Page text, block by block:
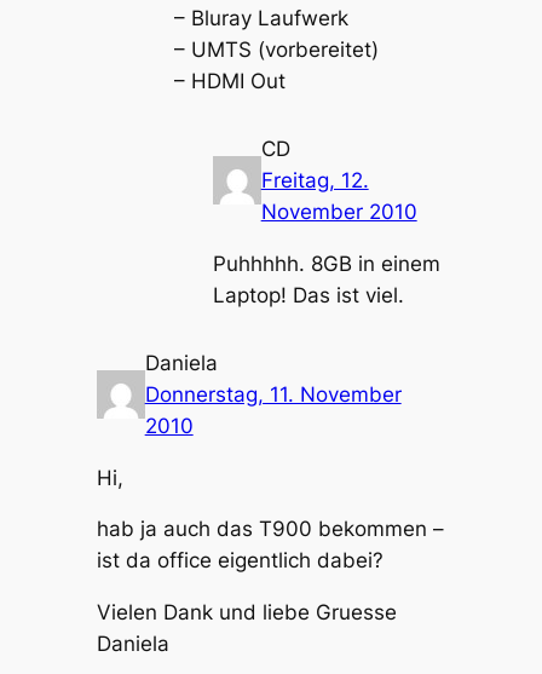
– Bluray Laufwerk
– UMTS (vorbereitet)
– HDMI Out
CD
Freitag, 12.
November 2010
Puhhhhh. 8GB in einem
Laptop! Das ist viel.
Daniela
Donnerstag, 11. November
2010
Hi,
hab ja auch das T900 bekommen –
ist da office eigentlich dabei?
Vielen Dank und liebe Gruesse
Daniela